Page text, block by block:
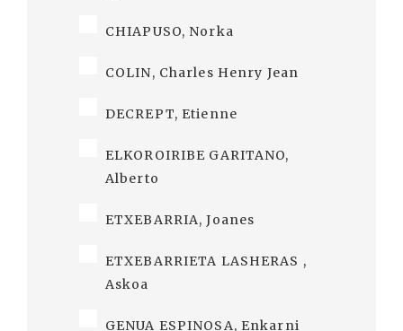
CHIAPUSO, Norka
COLIN, Charles Henry Jean
DECREPT, Etienne
ELKOROIRIBE GARITANO,
Alberto
ETXEBARRIA, Joanes
ETXEBARRIETA LASHERAS ,
Askoa
GENUA ESPINOSA, Enkarni